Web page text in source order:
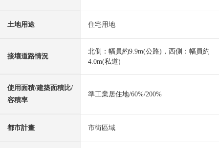
土地用途 住宅用地
接壤道路情況
北側：幅員約9.9m(公路)，西側：幅員約
4.0m(私道)
使用面積/建築面積比/
容積率
準工業居住地/60%/200%
都市計畫 市街區域